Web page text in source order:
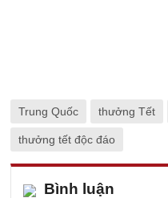
Trung Quốc thưởng Tết
thưởng tết độc đáo
Bình luận